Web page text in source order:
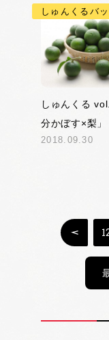
しゅんくる
分かぼす×梨」
2018.09.30